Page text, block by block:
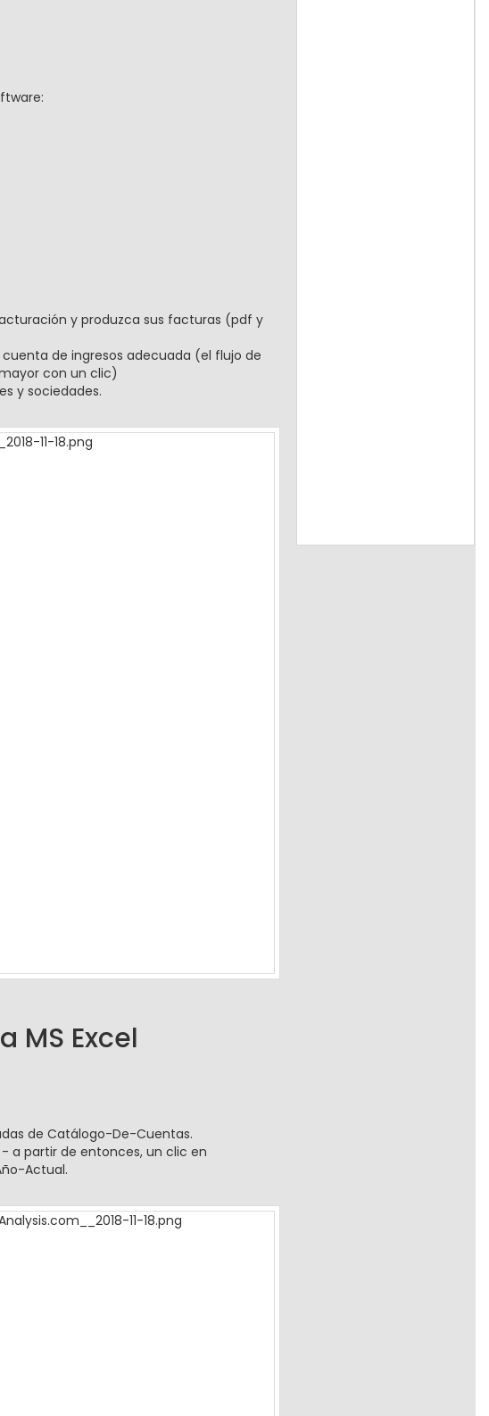
y produzca sus facturas (pdf y
de ingresos adecuada (el flujo de
con un clic)
y sociedades.
Excel
de Catálogo-De-Cuentas.
a partir de entonces, un clic en
Actual.